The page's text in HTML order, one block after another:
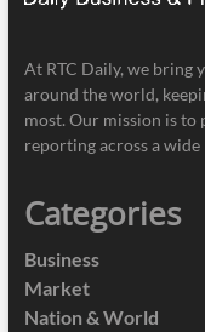
At RTC Daily, we bring
around the world,
most. Our mission is to
reporting across a
Categories
Business
Market
Nation & World